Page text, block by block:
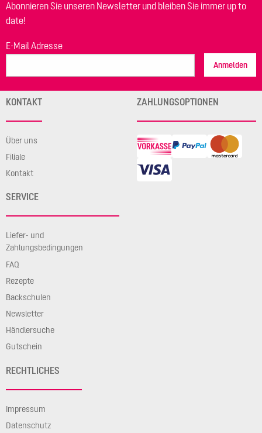
Abonnieren Sie unseren Newsletter und bleiben Sie immer up to
date!
E-Mail Adresse
Anmelden
KONTAKT
Über uns
Filiale
Kontakt
SERVICE
Liefer- und
Zahlungsbedingungen
FAQ
Rezepte
Backschulen
Newsletter
Händlersuche
Gutschein
RECHTLICHES
Impressum
Datenschutz
ZAHLUNGSOPTIONEN